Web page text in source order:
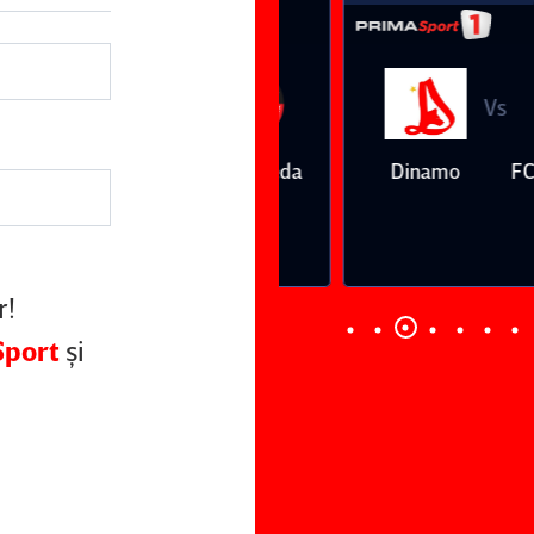
şi
Farul
Vs
Dinamo
Vs
FC